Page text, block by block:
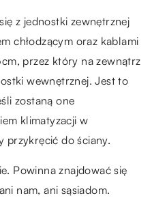
z jednostki zewnętrznej
chłodzącym oraz kablami
przez który na zewnątrz
wewnętrznej. Jest to
zostaną one
klimatyzacji w
przykręcić do ściany.
Powinna znajdować się
nam, ani sąsiadom.